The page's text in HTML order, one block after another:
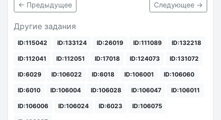
← Предыдущее Следующее →
Другие задания
ID:115042 ID:133124 ID:26019 ID:111089 ID:132218
ID:112041 ID:112051 ID:17018 ID:124073 ID:131072
ID:6029 ID:106022 ID:6018 ID:106001 ID:106060
ID:6010 ID:106004 ID:106028 ID:106047 ID:106011
ID:106006 ID:106024 ID:6023 ID:106075